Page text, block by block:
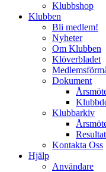
Klubbshop
Klubben
Bli medlem!
Nyheter
Om Klubben
Klöverbladet
Dokument
Klubbarkiv
Kontakta Oss
Hjälp
Användare